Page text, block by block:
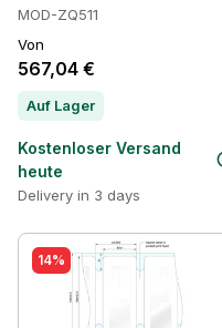
MOD-ZQ511
Von
567,04 €
Auf Lager
Kostenloser Versand
heute
Delivery in 3 days
14%